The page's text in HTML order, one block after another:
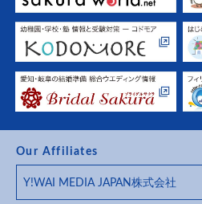
Our Affiliates
Y!WAI MEDIA JAPAN株式会社